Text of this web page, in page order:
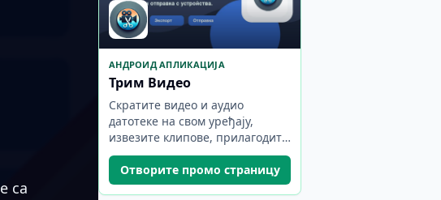
са
АНДРОИД АПЛИКАЦИЈА
Трим Видео
Скратите видео и аудио
датотеке на свом уређају,
извезите клипове, прилагодите
квалитет и поделите резултат.
Отворите промо страницу